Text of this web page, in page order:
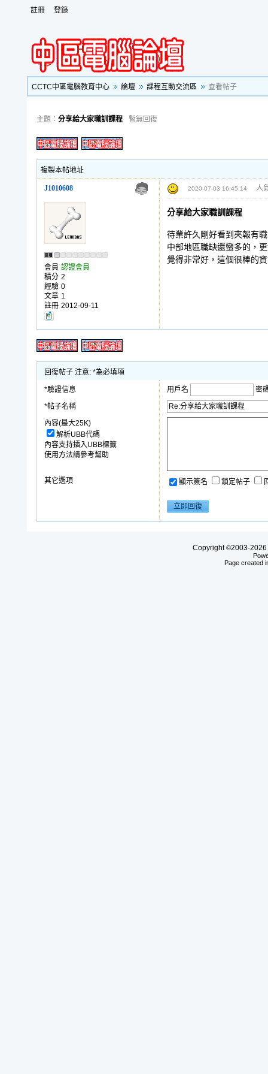
註冊 登錄
CCTC中區電腦教育中心 論壇 課程互動交流區 查看帖子
主題： 分享給大家職訓課程 暫無回復
複製本帖地址
J1010608 2020-07-03 16:45:14 人
會員 認證會員
積分 2
經驗 0
文章 1
註冊 2012-09-11
分享給大家職訓課程
待業許久剛好看到夾報有
中部地區職缺還蠻多的，
覺得非常好，這個很棒的
回復帖子 注意: *為必填項
*驗證信息 用戶名
密
*帖子名稱
內容(最大25K)
解析UBB代碼
內容支持插入UBB標籤
使用方法請參考幫助
其它選項 顯示簽名 鎖定帖子
Copyright©2003-2026
Page created